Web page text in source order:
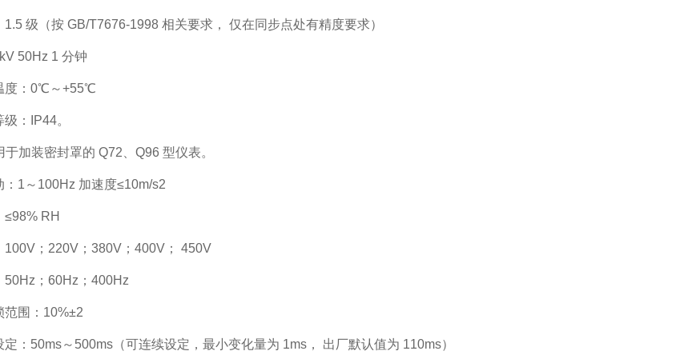
1.5 级（按 GB/T7676-1998 相关要求， 仅在同步点处有精度要求）
50Hz 1 分钟
度：0℃～+55℃
：IP44。
于加装密封罩的 Q72、Q96 型仪表。
：1～100Hz 加速度≤10m/s2
≤98% RH
100V；220V；380V；400V； 450V
50Hz；60Hz；400Hz
范围：10%±2
定：50ms～500ms（可连续设定，最小变化量为 1ms， 出厂默认值为 110ms）